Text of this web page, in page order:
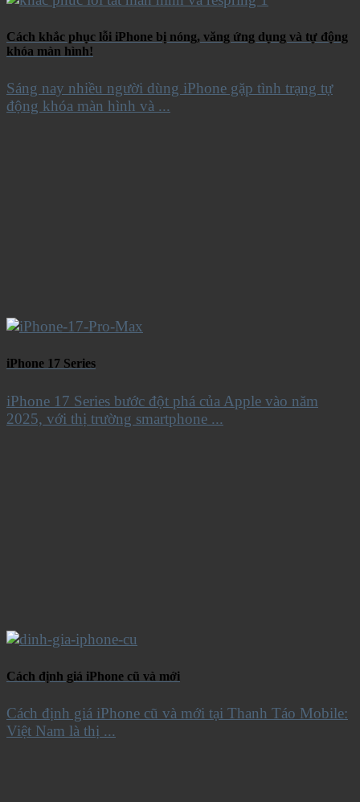
Cách khắc phục lỗi iPhone bị nóng, văng ứng dụng và tự động
khóa màn hình!
Sáng nay nhiều người dùng iPhone gặp tình trạng tự
động khóa màn hình và ...
iPhone 17 Series
iPhone 17 Series bước đột phá của Apple vào năm
2025, với thị trường smartphone ...
Cách định giá iPhone cũ và mới
Cách định giá iPhone cũ và mới tại Thanh Táo Mobile:
Việt Nam là thị ...